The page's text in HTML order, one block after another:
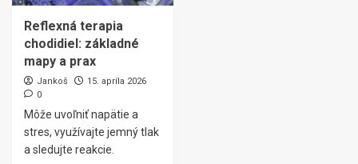
Reflexná terapia
chodidiel: základné
mapy a prax
Jankoš
15. apríla 2026
0
Môže uvoľniť napätie a
stres, využívajte jemný tlak
a sledujte reakcie.